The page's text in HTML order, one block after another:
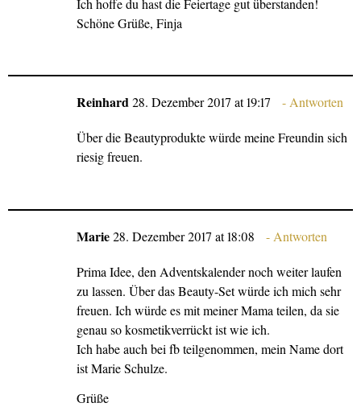
Schöne Grüße, Finja
Reinhard28. Dezember 2017 at 19:17 Antworten
Über die Beautyprodukte würde meine Freundin sich
riesig freuen.
Marie28. Dezember 2017 at 18:08 Antworten
Prima Idee, den Adventskalender noch weiter laufen
zu lassen. Über das Beauty-Set würde ich mich sehr
freuen. Ich würde es mit meiner Mama teilen, da sie
genau so kosmetikverrückt ist wie ich.
Ich habe auch bei fb teilgenommen, mein Name dort
ist Marie Schulze.
Grüße